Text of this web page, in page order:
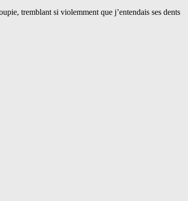
tremblant si violemment que j’entendais ses dents